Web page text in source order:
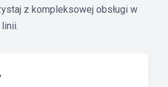
z kompleksowej obsługi w